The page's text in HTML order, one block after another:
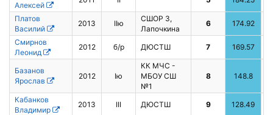
Алексей
Платов
Василий
2013 IIю
СШОР 3,
Лапочкина
6 174.92
Смирнов
Леонид
2012 б/р ДЮСТШ 7 169.57
Базанов
Ярослав
2012 Iю
КК МЧС -
МБОУ СШ
№1
8 148.8
Кабанков
Владимир
2013 III ДЮСТШ 9 128.49